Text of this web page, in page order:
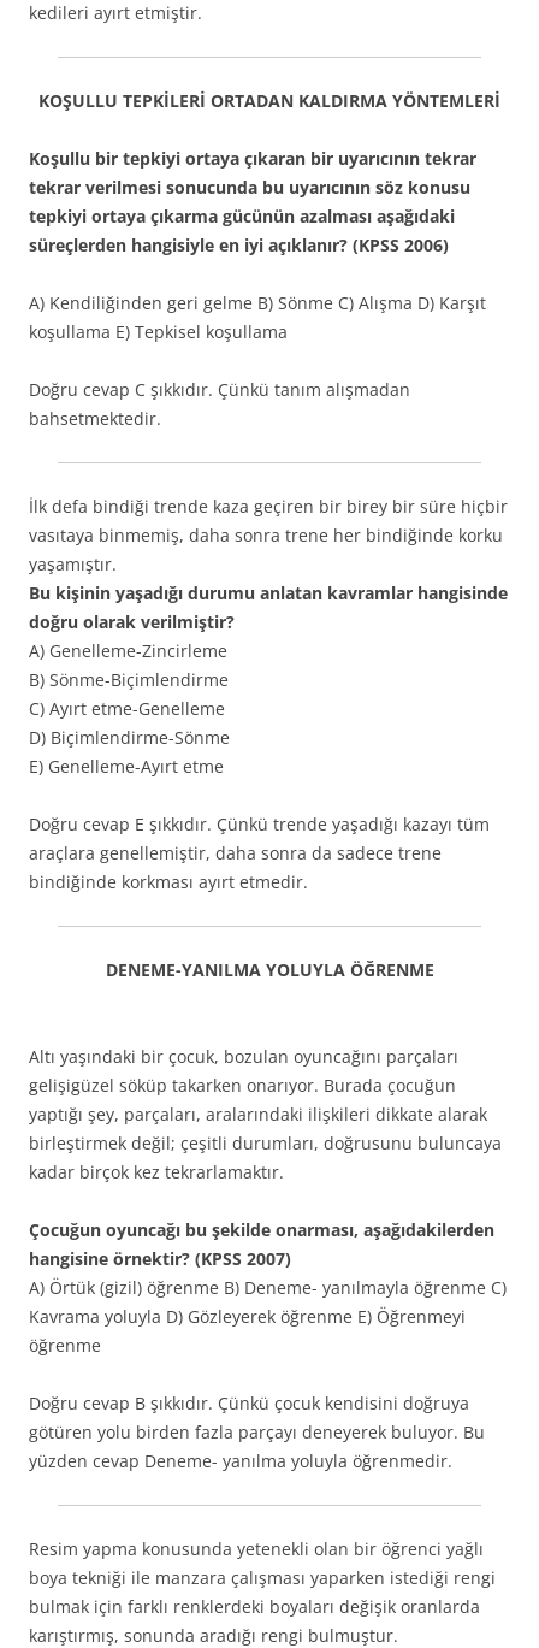
kedileri ayırt etmiştir.
KOŞULLU TEPKİLERİ ORTADAN KALDIRMA YÖNTEMLERİ
Koşullu bir tepkiyi ortaya çıkaran bir uyarıcının tekrar
tekrar verilmesi sonucunda bu uyarıcının söz konusu
tepkiyi ortaya çıkarma gücünün azalması aşağıdaki
süreçlerden hangisiyle en iyi açıklanır? (KPSS 2006)
A) Kendiliğinden geri gelme B) Sönme C) Alışma D) Karşıt
koşullama E) Tepkisel koşullama
Doğru cevap C şıkkıdır. Çünkü tanım alışmadan
bahsetmektedir.
İlk defa bindiği trende kaza geçiren bir birey bir süre hiçbir
vasıtaya binmemiş, daha sonra trene her bindiğinde korku
yaşamıştır.
Bu kişinin yaşadığı durumu anlatan kavramlar hangisinde
doğru olarak verilmiştir?
A) Genelleme-Zincirleme
B) Sönme-Biçimlendirme
C) Ayırt etme-Genelleme
D) Biçimlendirme-Sönme
E) Genelleme-Ayırt etme
Doğru cevap E şıkkıdır. Çünkü trende yaşadığı kazayı tüm
araçlara genellemiştir, daha sonra da sadece trene
bindiğinde korkması ayırt etmedir.
DENEME-YANILMA YOLUYLA ÖĞRENME
Altı yaşındaki bir çocuk, bozulan oyuncağını parçaları
gelişigüzel söküp takarken onarıyor. Burada çocuğun
yaptığı şey, parçaları, aralarındaki ilişkileri dikkate alarak
birleştirmek değil; çeşitli durumları, doğrusunu buluncaya
kadar birçok kez tekrarlamaktır.
Çocuğun oyuncağı bu şekilde onarması, aşağıdakilerden
hangisine örnektir? (KPSS 2007)
A) Örtük (gizil) öğrenme B) Deneme- yanılmayla öğrenme C)
Kavrama yoluyla D) Gözleyerek öğrenme E) Öğrenmeyi
öğrenme
Doğru cevap B şıkkıdır. Çünkü çocuk kendisini doğruya
götüren yolu birden fazla parçayı deneyerek buluyor. Bu
yüzden cevap Deneme- yanılma yoluyla öğrenmedir.
Resim yapma konusunda yetenekli olan bir öğrenci yağlı
boya tekniği ile manzara çalışması yaparken istediği rengi
bulmak için farklı renklerdeki boyaları değişik oranlarda
karıştırmış, sonunda aradığı rengi bulmuştur.